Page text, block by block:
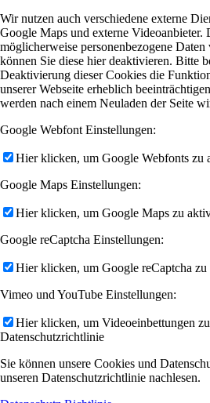
Wir nutzen auch verschiedene externe
Google Maps und externe Videoanbieter.
möglicherweise personenbezogene
können Sie diese hier deaktivieren. Bitte
Deaktivierung dieser Cookies die
unserer Webseite erheblich
werden nach einem Neuladen der Seite
Google Webfont Einstellungen:
Hier klicken, um Google Webfonts zu
Google Maps Einstellungen:
Hier klicken, um Google Maps zu
Google reCaptcha Einstellungen:
Hier klicken, um Google reCaptcha
Vimeo und YouTube Einstellungen:
Hier klicken, um Videoeinbettungen
Datenschutzrichtlinie
Sie können unsere Cookies und
unseren Datenschutzrichtlinie nachlesen.